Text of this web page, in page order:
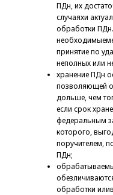
ПДн, их
случаяхи
обработки
принятие по
неполных или
хранение ПДн
позволяющей
дольше, чем
если срок
федеральным
которого,
поручителем,
ПДн;
обработки